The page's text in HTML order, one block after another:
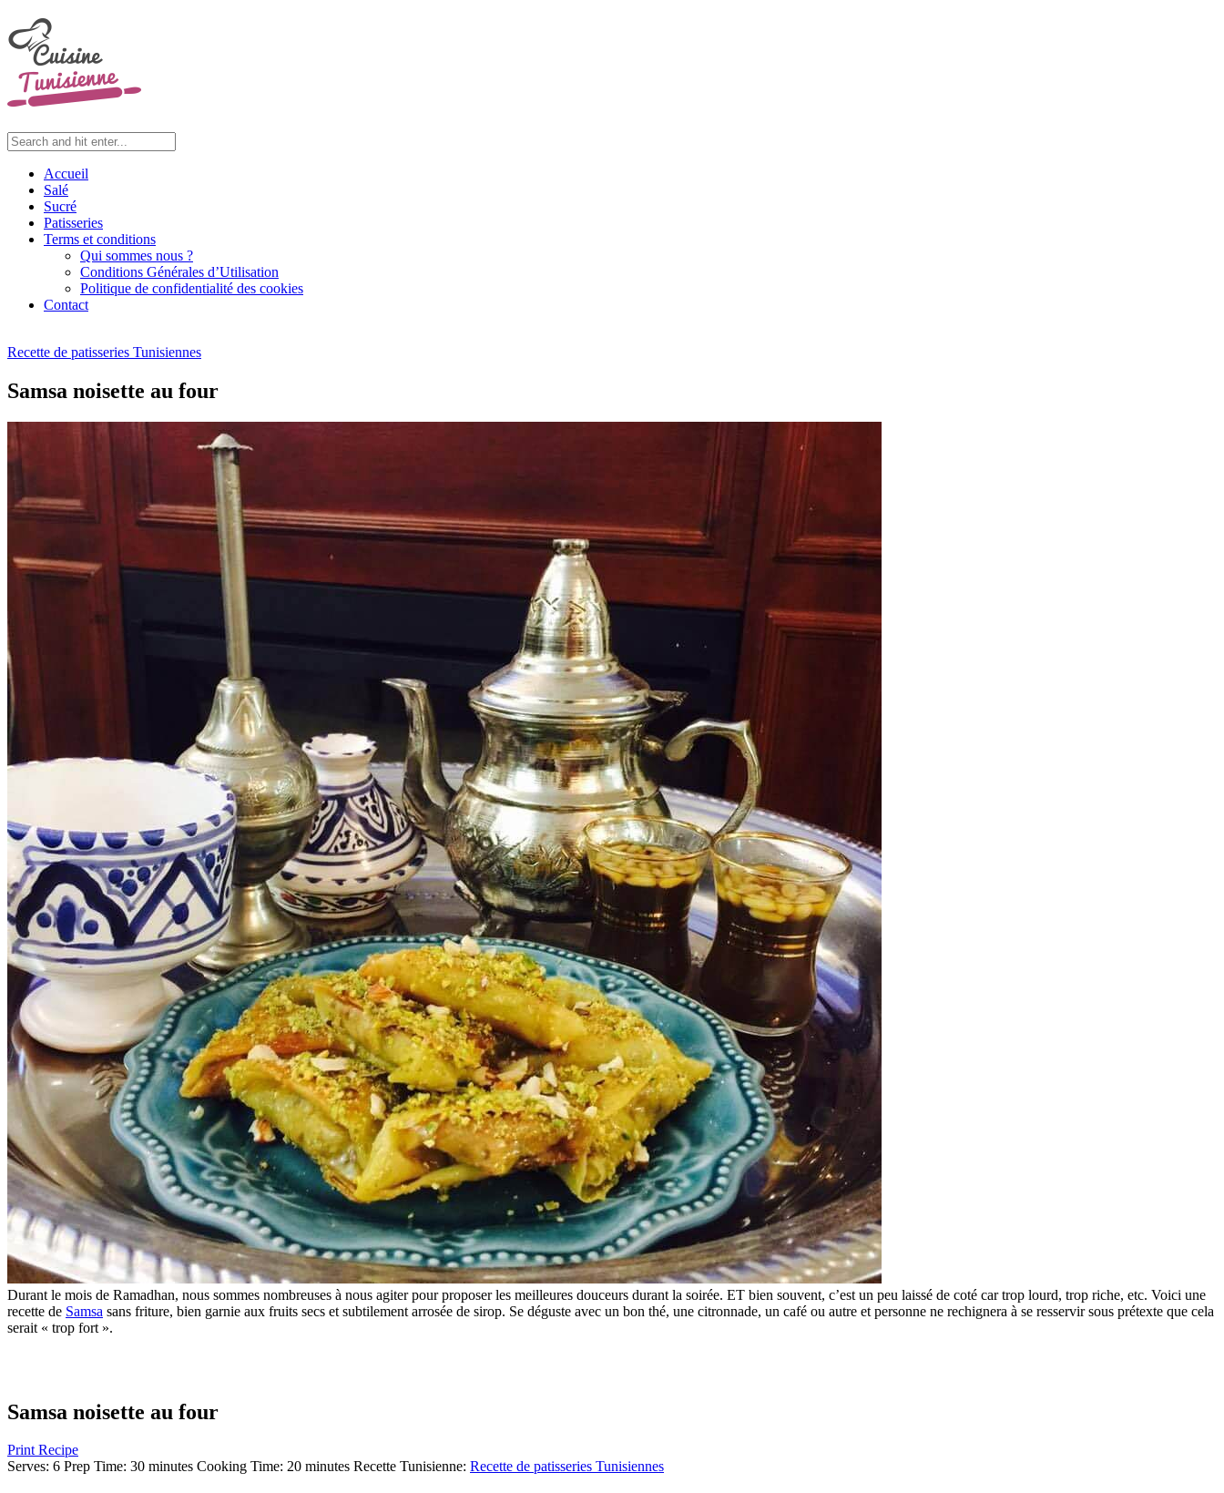
Accueil
Salé
Sucré
Patisseries
Terms et conditions
Qui sommes nous ?
Conditions Générales d’Utilisation
Politique de confidentialité des cookies
Contact
Recette de patisseries Tunisiennes
Samsa noisette au four
Durant le mois de Ramadhan, nous sommes nombreuses à nous agiter pour proposer les meilleures douceurs durant la soirée. ET bien souvent, c’est un peu laissé de coté car trop lourd, trop riche, etc. Voici une
recette de Samsa sans friture, bien garnie aux fruits secs et subtilement arrosée de sirop. Se déguste avec un bon thé, une citronnade, un café ou autre et personne ne rechignera à se resservir sous prétexte que cela
serait « trop fort ».
Samsa noisette au four
Print Recipe
Serves: 6 Prep Time: 30 minutes Cooking Time: 20 minutes Recette Tunisienne: Recette de patisseries Tunisiennes